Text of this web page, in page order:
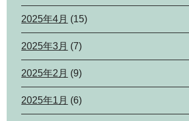
2025年4月 (15)
2025年3月 (7)
2025年2月 (9)
2025年1月 (6)